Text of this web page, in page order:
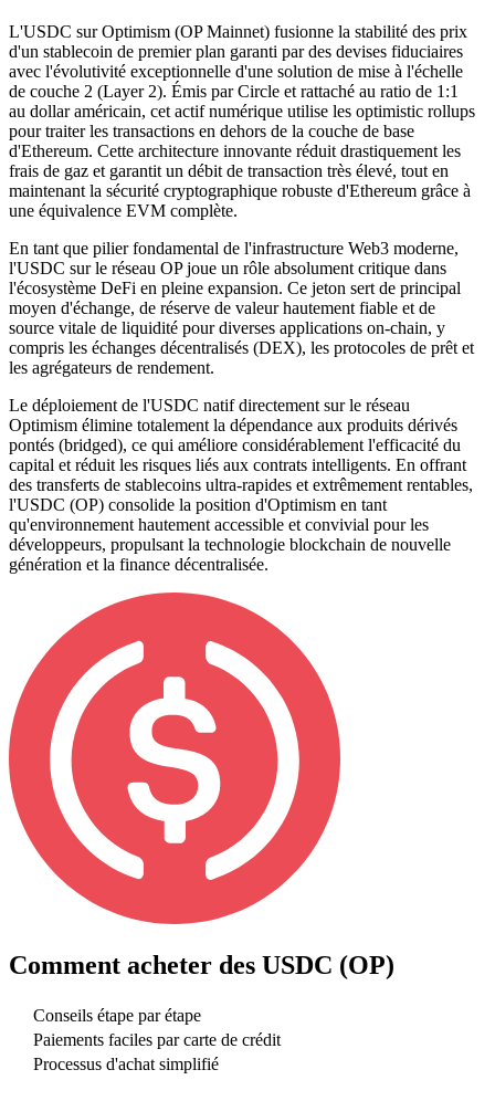
L'USDC sur Optimism (OP Mainnet) fusionne la stabilité des prix
d'un stablecoin de premier plan garanti par des devises fiduciaires
avec l'évolutivité exceptionnelle d'une solution de mise à l'échelle
de couche 2 (Layer 2). Émis par Circle et rattaché au ratio de 1:1
au dollar américain, cet actif numérique utilise les optimistic rollups
pour traiter les transactions en dehors de la couche de base
d'Ethereum. Cette architecture innovante réduit drastiquement les
frais de gaz et garantit un débit de transaction très élevé, tout en
maintenant la sécurité cryptographique robuste d'Ethereum grâce à
une équivalence EVM complète.
En tant que pilier fondamental de l'infrastructure Web3 moderne,
l'USDC sur le réseau OP joue un rôle absolument critique dans
l'écosystème DeFi en pleine expansion. Ce jeton sert de principal
moyen d'échange, de réserve de valeur hautement fiable et de
source vitale de liquidité pour diverses applications on-chain, y
compris les échanges décentralisés (DEX), les protocoles de prêt et
les agrégateurs de rendement.
Le déploiement de l'USDC natif directement sur le réseau
Optimism élimine totalement la dépendance aux produits dérivés
pontés (bridged), ce qui améliore considérablement l'efficacité du
capital et réduit les risques liés aux contrats intelligents. En offrant
des transferts de stablecoins ultra-rapides et extrêmement rentables,
l'USDC (OP) consolide la position d'Optimism en tant
qu'environnement hautement accessible et convivial pour les
développeurs, propulsant la technologie blockchain de nouvelle
génération et la finance décentralisée.
Comment acheter des USDC (OP)
Conseils étape par étape
Paiements faciles par carte de crédit
Processus d'achat simplifié